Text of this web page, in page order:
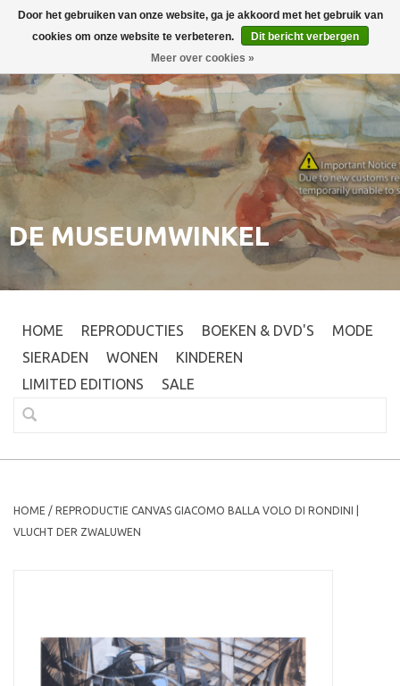
Inloggen 0
DE MUSEUMWINKEL
HOME REPRODUCTIES BOEKEN & DVD'S
MODE
SIERADEN
WONEN
KINDEREN
LIMITED EDITIONS
SALE
HOME / REPRODUCTIE CANVAS GIACOMO BALLA VOLO DI RONDINI |
VLUCHT DER ZWALUWEN
Door het gebruiken van onze website, ga je akkoord met het gebruik van
cookies om onze website te verbeteren.
Dit bericht verbergen
Meer over cookies »